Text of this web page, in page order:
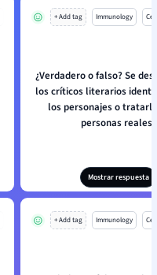
+ Add tag Immunology
¿Verdadero o falso? Se
los críticos literarios
los personajes o
personas reales.
Mostrar respuesta
+ Add tag Immunology